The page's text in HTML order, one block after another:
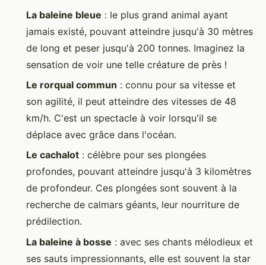
La baleine bleue : le plus grand animal ayant
jamais existé, pouvant atteindre jusqu'à 30 mètres
de long et peser jusqu'à 200 tonnes. Imaginez la
sensation de voir une telle créature de près !
Le rorqual commun : connu pour sa vitesse et
son agilité, il peut atteindre des vitesses de 48
km/h. C'est un spectacle à voir lorsqu'il se
déplace avec grâce dans l'océan.
Le cachalot : célèbre pour ses plongées
profondes, pouvant atteindre jusqu'à 3 kilomètres
de profondeur. Ces plongées sont souvent à la
recherche de calmars géants, leur nourriture de
prédilection.
La baleine à bosse : avec ses chants mélodieux et
ses sauts impressionnants, elle est souvent la star